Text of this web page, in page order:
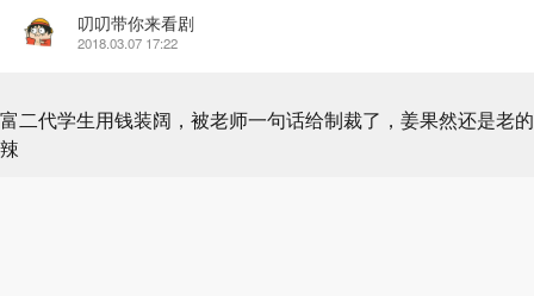
叨叨带你来看剧
2018.03.07 17:22
富二代学生用钱装阔，被老师一句话给制裁了，姜果然还是老的
辣